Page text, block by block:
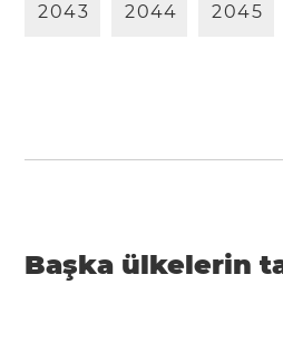
2043 2044 2045
Başka ülkelerin